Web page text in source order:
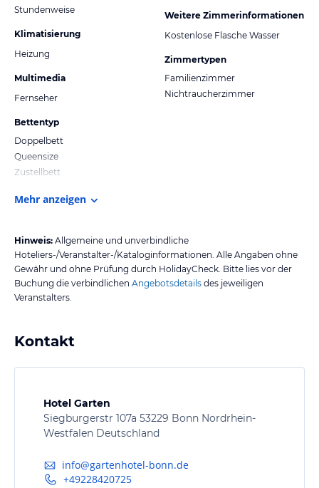
Stundenweise
Klimatisierung
Heizung
Multimedia
Fernseher
Bettentyp
Doppelbett
Queensize
Zustellbett
Weitere Zimmerinformationen
Kostenlose Flasche Wasser
Zimmertypen
Familienzimmer
Nichtraucherzimmer
Mehr anzeigen
Hinweis: Allgemeine und unverbindliche
Hoteliers-/Veranstalter-/Kataloginformationen. Alle Angaben ohne
Gewähr und ohne Prüfung durch HolidayCheck. Bitte lies vor der
Buchung die verbindlichen Angebotsdetails des jeweiligen
Veranstalters.
Kontakt
Hotel Garten
Siegburgerstr 107a 53229 Bonn Nordrhein-
Westfalen Deutschland
info@gartenhotel-bonn.de
+49228420725